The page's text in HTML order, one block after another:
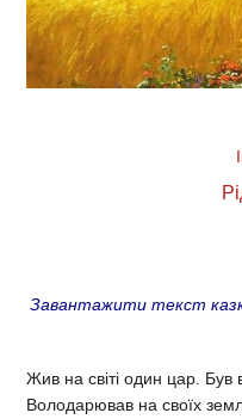
Завантажити текст
Жив на світі один цар. Був
Володарював на своїх